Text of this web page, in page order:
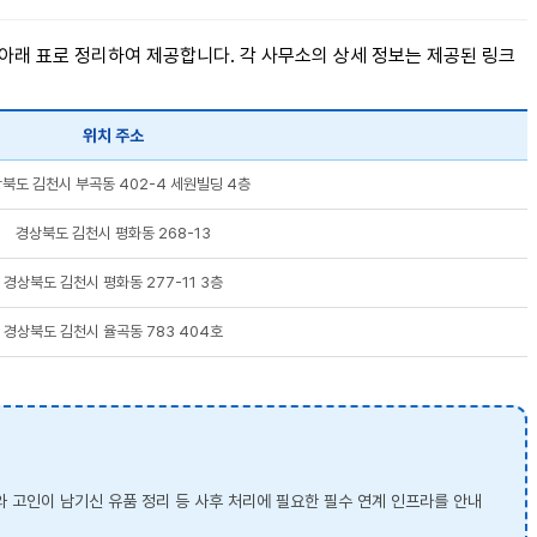
표로 정리하여 제공합니다. 각 사무소의 상세 정보는 제공된 링크
위치 주소
북도 김천시 부곡동 402-4 세원빌딩 4층
경상북도 김천시 평화동 268-13
경상북도 김천시 평화동 277-11 3층
경상북도 김천시 율곡동 783 404호
고인이 남기신 유품 정리 등 사후 처리에 필요한 필수 연계 인프라를 안내